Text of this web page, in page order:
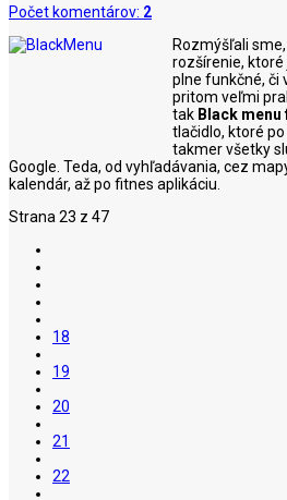
Počet komentárov: 2
Rozmýšľali
rozšírenie,
plne funkčné, či
pritom veľmi
tak Black
tlačidlo, ktoré
takmer všetky
Google. Teda, od vyhľadávania, cez
kalendár, až po fitnes aplikáciu.
Strana 23 z 47
18
19
20
21
22